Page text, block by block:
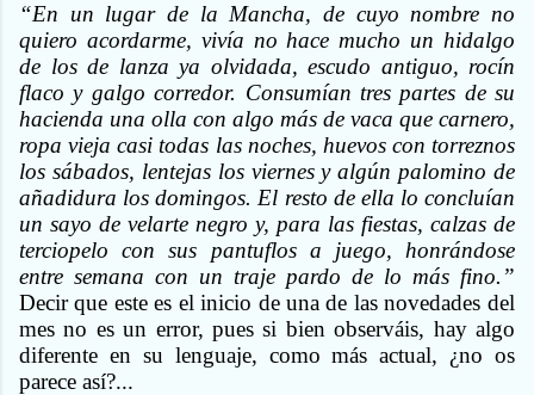
“En un lugar de la Mancha, de cuyo nombre no
quiero acordarme, vivía no hace mucho un hidalgo
de los de lanza ya olvidada, escudo antiguo, rocín
flaco y galgo corredor. Consumían tres partes de su
hacienda una olla con algo más de vaca que carnero,
ropa vieja casi todas las noches, huevos con torreznos
los sábados, lentejas los viernes y algún palomino de
añadidura los domingos. El resto de ella lo concluían
un sayo de velarte negro y, para las fiestas, calzas de
terciopelo con sus pantuflos a juego, honrándose
entre semana con un traje pardo de lo más fino.”
Decir que este es el inicio de una de las novedades del
mes no es un error, pues si bien observáis, hay algo
diferente en su lenguaje, como más actual, ¿no os
parece así?...